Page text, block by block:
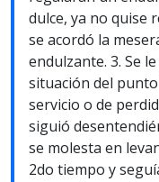
dulce, ya no quise
se acordó la
endulzante. 3. Se
situación del
servicio o de
siguió
se molesta en
2do tiempo y